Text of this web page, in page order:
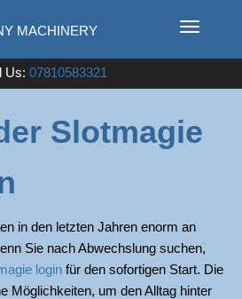
T
g
e
i
g
a
t
Us: 07810583321
Slotmagie
in den letzten Jahren enorm an
Sie nach Abwechslung suchen,
login für den sofortigen Start. Die
Möglichkeiten, um den Alltag hinter